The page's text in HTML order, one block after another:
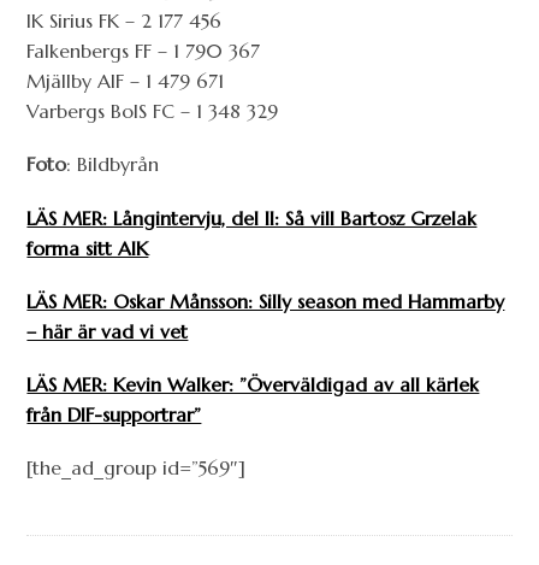
IK Sirius FK – 2 177 456
Falkenbergs FF – 1 790 367
Mjällby AIF – 1 479 671
Varbergs BoIS FC – 1 348 329
Foto: Bildbyrån
LÄS MER: Långintervju, del II: Så vill Bartosz Grzelak
forma sitt AIK
LÄS MER: Oskar Månsson: Silly season med Hammarby
– här är vad vi vet
LÄS MER: Kevin Walker: ”Överväldigad av all kärlek
från DIF-supportrar”
[the_ad_group id=”569″]